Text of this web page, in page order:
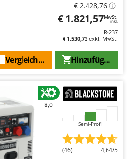
€ 2.428,76
€ 1.821,57MwSt.
inkl.
R-237
€ 1.530,73 exkl. MwSt.
Hinzufügen
Vergleichen Sie
8,0
Semi-Profi
(46) 4,64/5